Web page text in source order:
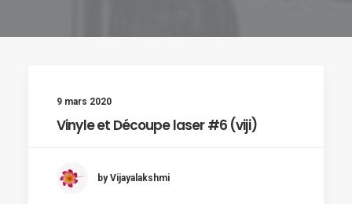
9 mars 2020
Vinyle et Découpe laser #6 (viji)
by Vijayalakshmi